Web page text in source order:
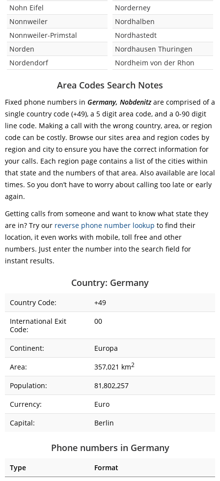
Nohn Eifel
Nonnweiler
Nonnweiler-Primstal
Norden
Nordendorf
Norderney
Nordhalben
Nordhastedt
Nordhausen Thuringen
Nordheim von der Rhon
Area Codes Search Notes
Fixed phone numbers in Germany, Nobdenitzare comprised of a
single country code (+49), a 5 digit area code, and a 0-90 digit
line code. Making a call with the wrong country, area, or region
code can be costly. Browse our sites area and region codes by
region and city to ensure you have the correct information for
your calls. Each region page contains a list of the cities within
that state and the numbers of that area. Also available are local
times. So you don’t have to worry about calling too late or early
again.
Getting calls from someone and want to know what state they
are in? Try our reverse phone number lookup to find their
location, it even works with mobile, toll free and other
numbers. Just enter the number into the search field for
instant results.
Country: Germany
Country Code:
+49
International Exit
Code:
00
Continent:
Europa
Area:
357,021 km2
Population:
81,802,257
Currency:
Euro
Capital:
Berlin
Phone numbers in Germany
Type
Format